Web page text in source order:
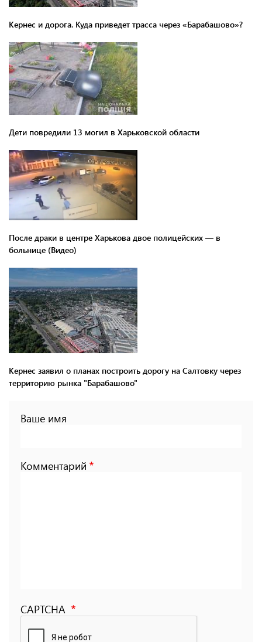
Кернес и дорога. Куда приведет трасса через «Барабашово»?
Дети повредили 13 могил в Харьковской области
После драки в центре Харькова двое полицейских — в
больнице (Видео)
Кернес заявил о планах построить дорогу на Салтовку через
территорию рынка "Барабашово"
Ваше имя
Комментарий
CAPTCHA